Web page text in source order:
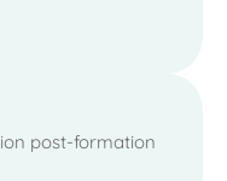
post-formation